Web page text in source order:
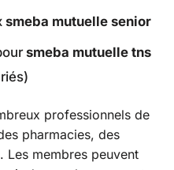
smeba mutuelle senior
smeba mutuelle tns
professionnels de
pharmacies, des
Les membres peuvent